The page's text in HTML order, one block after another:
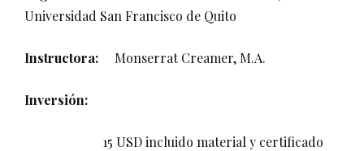
Universidad San Francisco de Quito
Instructora: Monserrat Creamer, M.A.
Inversión:
15 USD incluido material y certificado